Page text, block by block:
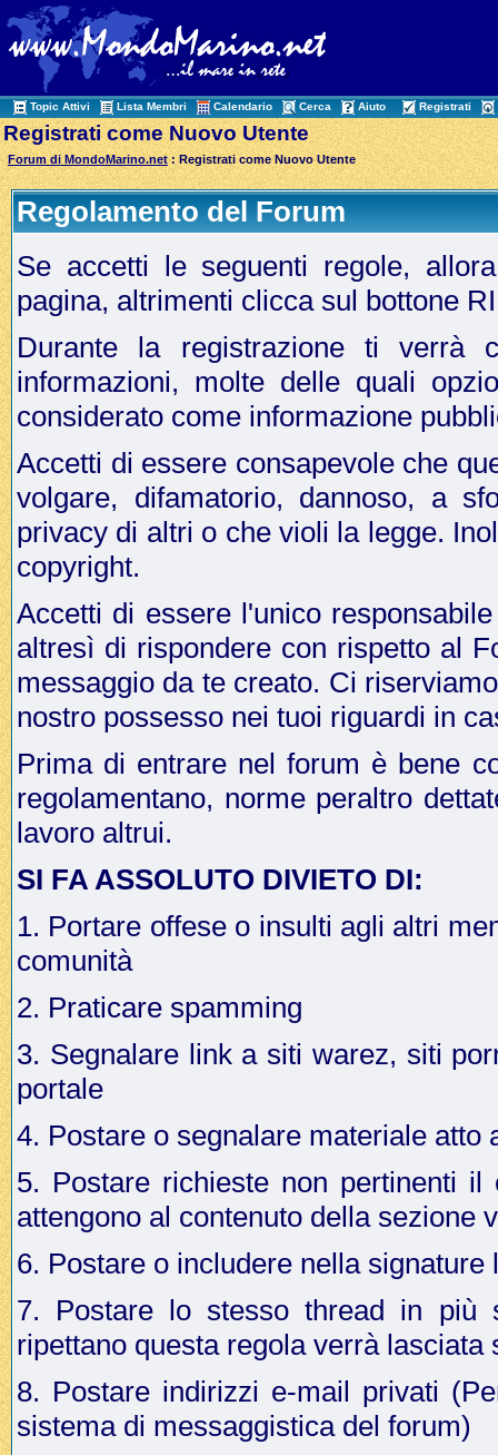
Topic Attivi Lista Membri Calendario Cerca Aiuto Registrati
Registrati come Nuovo Utente
Forum di MondoMarino.net : Registrati come Nuovo Utente
Regolamento del Forum
Se accetti le seguenti regole,
pagina, altrimenti clicca sul bottone
Durante la registrazione ti verrà
informazioni, molte delle quali
considerato come informazione
Accetti di essere consapevole che
volgare, difamatorio, dannoso, a
privacy di altri o che violi la legge.
copyright.
Accetti di essere l'unico
altresì di rispondere con rispetto al
messaggio da te creato. Ci
nostro possesso nei tuoi riguardi in
Prima di entrare nel forum è bene
regolamentano, norme peraltro
lavoro altrui.
SI FA ASSOLUTO DIVIETO DI:
1. Portare offese o insulti agli altri
comunità
2. Praticare spamming
3. Segnalare link a siti warez, siti
portale
4. Postare o segnalare materiale
5. Postare richieste non pertinenti
attengono al contenuto della sezione
6. Postare o includere nella
7. Postare lo stesso thread in più
ripettano questa regola verrà lasciata
8. Postare indirizzi e-mail privati
sistema di messaggistica del forum)